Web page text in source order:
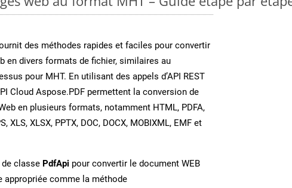
des méthodes rapides et faciles pour convertir
en divers formats de fichier, similaires au
pour MHT. En utilisant des appels d’API REST
Cloud Aspose.PDF permettent la conversion de
en plusieurs formats, notamment HTML, PDFA,
XLS, XLSX, PPTX, DOC, DOCX, MOBIXML, EMF et
de classe PdfApi pour convertir le document WEB
appropriée comme la méthode